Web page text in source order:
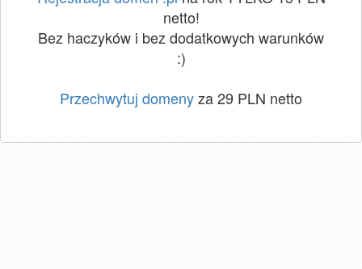
netto!
Bez haczyków i bez dodatkowych warunków
:)
Przechwytuj domenyza 29 PLN netto